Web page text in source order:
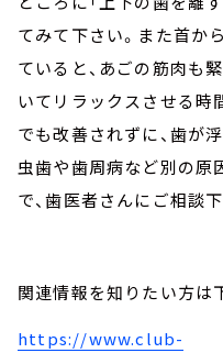
てみて下さい。また首か
ていると、あごの筋肉も
いてリラックスさせる時
でも改善されずに、歯が
虫歯や歯周病など別の原
で、歯医者さんにご相談下
関連情報を知りたい方は
https://www.club-